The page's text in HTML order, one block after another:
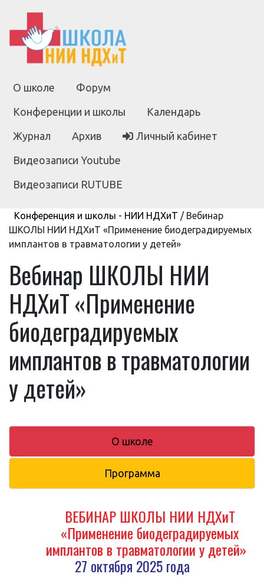
О школе Форум
Конференции и школы Календарь
Журнал Архив Личный кабинет
Видеозаписи Youtube
Видеозаписи RUTUBE
Конференция и школы - НИИ НДХиТ / Вебинар
ШКОЛЫ НИИ НДХиТ «Применение биодеградируемых
имплантов в травматологии у детей»
Вебинар ШКОЛЫ НИИ
НДХиТ «Применение
биодеградируемых
имплантов в травматологии
у детей»
О школе
Программа
ВЕБИНАР ШКОЛЫ НИИ НДХиТ
«Применение биодеградируемых
имплантов в травматологии у детей»
27 октября 2025 года